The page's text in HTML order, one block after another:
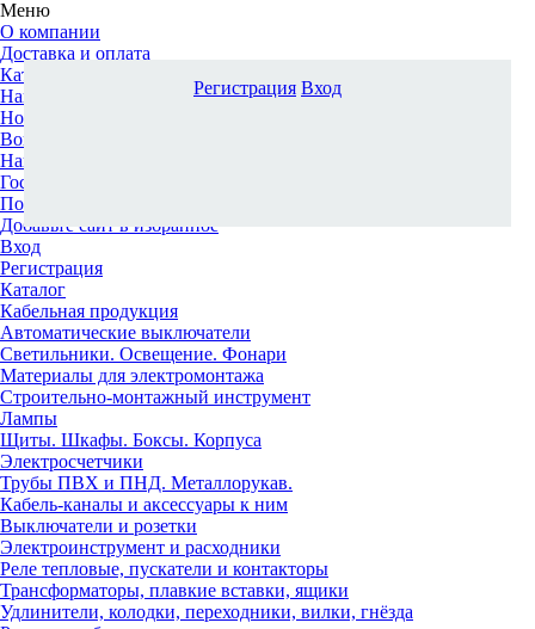
Меню
О компании
Доставка и оплата
Каталог
Наши офисы
Новости и новинки
Вопрос-ответ
Наша команда
Гос. заказчикам
Поставщикам
Добавьте сайт в избранное
Вход
Регистрация
Каталог
Кабельная продукция
Автоматические выключатели
Светильники. Освещение. Фонари
Материалы для электромонтажа
Строительно-монтажный инструмент
Лампы
Щиты. Шкафы. Боксы. Корпуса
Электросчетчики
Трубы ПВХ и ПНД. Металлорукав.
Кабель-каналы и аксессуары к ним
Выключатели и розетки
Электроинструмент и расходники
Реле тепловые, пускатели и контакторы
Трансформаторы, плавкие вставки, ящики
Удлинители, колодки, переходники, вилки, гнёзда
Регистрация Вход